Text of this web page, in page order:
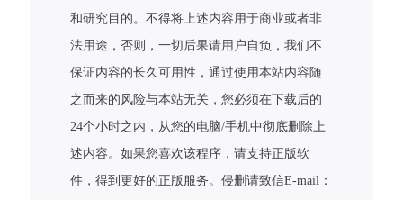
和研究目的。不得将上述内容用于商业或者非
法用途，否则，一切后果请用户自负，我们不
保证内容的长久可用性，通过使用本站内容随
之而来的风险与本站无关，您必须在下载后的
24个小时之内，从您的电脑/手机中彻底删除上
述内容。如果您喜欢该程序，请支持正版软
件，得到更好的正版服务。侵删请致信E-mail：